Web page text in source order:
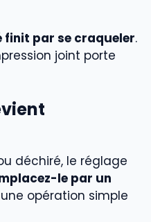
par se craqueler.
joint porte
déchiré, le réglage
le par un
une opération simple